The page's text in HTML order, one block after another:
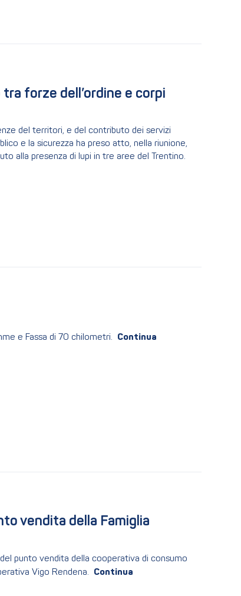
forze dell’ordine e corpi
del territori, e del contributo dei servizi
e la sicurezza ha preso atto, nella riunione,
alla presenza di lupi in tre aree del Trentino.
e Fassa di 70 chilometri.
vendita della Famiglia
punto vendita della cooperativa di consumo
Vigo Rendena.